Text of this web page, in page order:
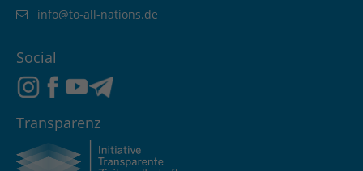
info@to-all-nations.de
Social
Transparenz